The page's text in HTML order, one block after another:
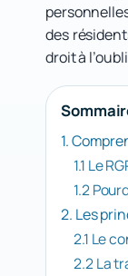
des
droit à
1.
1.1 Le
1.2
2. Les
2.1 Le
2.2 La